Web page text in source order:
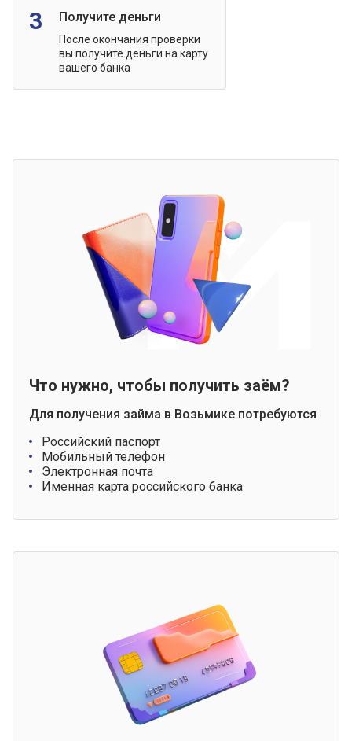
3 Получите деньги
После окончания проверки
вы получите деньги на карту
вашего банка
Что нужно, чтобы получить заём?
Для получения займа в Возьмике потребуются
Российский паспорт
Мобильный телефон
Электронная почта
Именная карта российского банка